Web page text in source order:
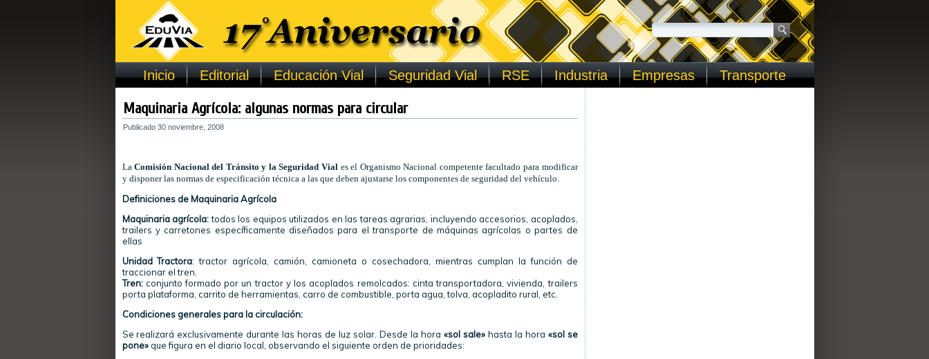
Inicio Editorial Educación Vial Seguridad Vial RSE Industria Empresas Transporte
Maquinaria Agrícola: algunas normas para circular
Publicado 30 noviembre, 2008
LaComisión Nacional del Tránsito y la Seguridad Vial es el Organismo Nacional competente facultado para modificar
y disponer las normas de especificación técnica a las que deben ajustarse los componentes de seguridad del vehículo.
Definiciones de Maquinaria Agrícola
Maquinaria agrícola:todos los equipos utilizados en las tareas agrarias, incluyendo accesorios, acoplados,
trailers y carretones específicamente diseñados para el transporte de máquinas agrícolas o partes de
ellas
Unidad Tractora: tractor agrícola, camión, camioneta o cosechadora, mientras cumplan la función de
traccionarel tren.
Tren:conjunto formado por un tractor y los acoplados remolcados: cinta transportadora, vivienda,trailers
porta plataforma, carrito de herramientas, carro de combustible, porta agua, tolva, acopladito rural, etc.
Condiciones generales para la circulación:
Se realizará exclusivamente durante las horas de luz solar. Desde la hora «sol sale»hasta la hora «sol se
pone»que figura en el diario local, observando el siguiente orden de prioridades: